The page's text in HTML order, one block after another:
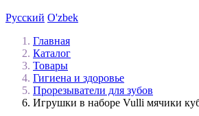
Русский O'zbek
Главная
Каталог
Товары
Гигиена и здоровье
Прорезыватели для зубов
Игрушки в наборе Vulli мячики